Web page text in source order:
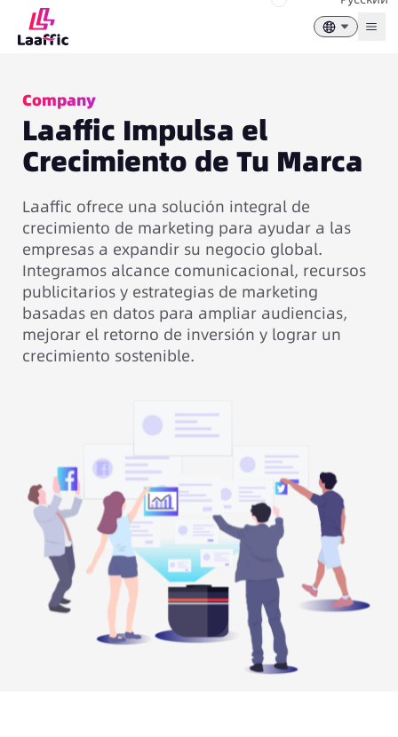
Company
Laaffic Impulsa el
Crecimiento de Tu Marca
Laaffic ofrece una solución integral de
crecimiento de marketing para ayudar a las
empresas a expandir su negocio global.
Integramos alcance comunicacional, recursos
publicitarios y estrategias de marketing
basadas en datos para ampliar audiencias,
mejorar el retorno de inversión y lograr un
crecimiento sostenible.